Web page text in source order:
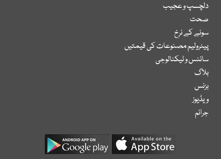
دلچسپ و عجیب
صحت
سونے کے نرخ
پیٹرولیم مصنوعات کی قیمتیں
سائنس و ٹیکنالوجی
بلاگ
بزنس
ویڈیوز
جرائم